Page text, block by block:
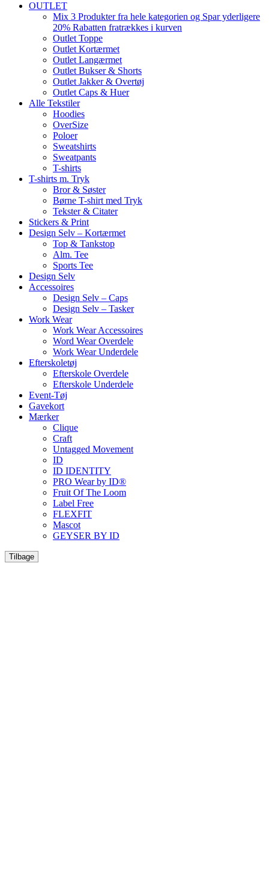
OUTLET
Mix 3 Produkter fra hele kategorien og Spar yderligere
20% Rabatten fratrækkes i kurven
Outlet Toppe
Outlet Kortærmet
Outlet Langærmet
Outlet Bukser & Shorts
Outlet Jakker & Overtøj
Outlet Caps & Huer
Alle Tekstiler
Hoodies
OverSize
Poloer
Sweatshirts
Sweatpants
T-shirts
T-shirts m. Tryk
Bror & Søster
Børne T-shirt med Tryk
Tekster & Citater
Stickers & Print
Design Selv – Kortærmet
Top & Tankstop
Alm. Tee
Sports Tee
Design Selv
Accessoires
Design Selv – Caps
Design Selv – Tasker
Work Wear
Work Wear Accessoires
Word Wear Overdele
Work Wear Underdele
Efterskoletøj
Efterskole Overdele
Efterskole Underdele
Event-Tøj
Gavekort
Mærker
Clique
Craft
Untagged Movement
ID
ID IDENTITY
PRO Wear by ID®
Fruit Of The Loom
Label Free
FLEXFIT
Mascot
GEYSER BY ID
Tilbage